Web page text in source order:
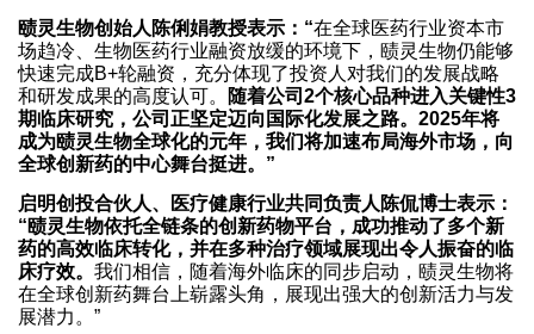
赜灵生物创始人陈俐娟教授表示：“在全球医药行业资本市
场趋冷、生物医药行业融资放缓的环境下，赜灵生物仍能够
快速完成B+轮融资，充分体现了投资人对我们的发展战略
和研发成果的高度认可。
随着公司2个核心品种进入关键性3
期临床研究，公司正坚定迈向国际化发展之路。2025年将
成为赜灵生物全球化的元年，我们将加速布局海外市场，向
全球创新药的中心舞台挺进。”
启明创投合伙人、医疗健康行业共同负责人陈侃博士表示：
“赜灵生物依托全链条的创新药物平台，成功推动了多个新
药的高效临床转化，并在多种治疗领域展现出令人振奋的临
床疗效。 我们相信，随着海外临床的同步启动，赜灵生物将
在全球创新药舞台上崭露头角，展现出强大的创新活力与发
展潜力。”